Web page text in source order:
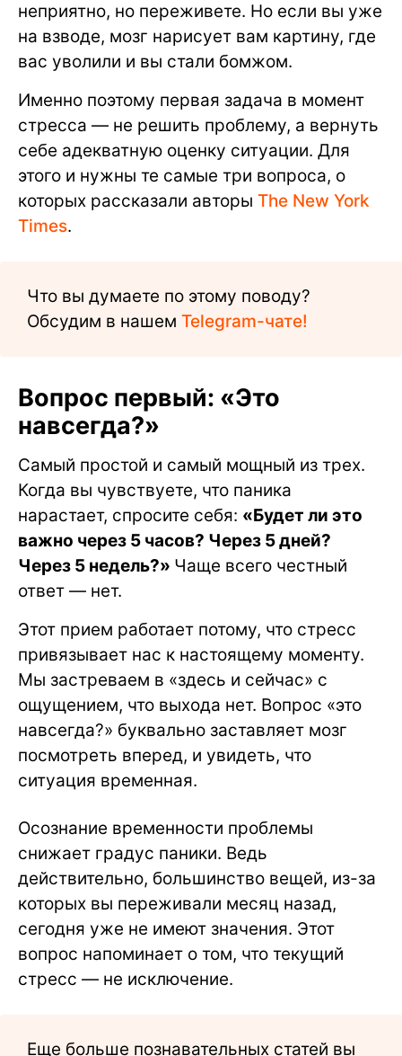
неприятно, но переживете. Но если вы уже
на взводе, мозг нарисует вам картину, где
вас уволили и вы стали бомжом.
Именно поэтому первая задача в момент
стресса — не решить проблему, а вернуть
себе адекватную оценку ситуации. Для
этого и нужны те самые три вопроса, о
которых рассказали авторы The New York
Times.
Что вы думаете по этому поводу?
Обсудим в нашем Telegram-чате!
Вопрос первый: «Это
навсегда?»
Самый простой и самый мощный из трех.
Когда вы чувствуете, что паника
нарастает, спросите себя: «Будет ли это
важно через 5 часов? Через 5 дней?
Через 5 недель?» Чаще всего честный
ответ — нет.
Этот прием работает потому, что стресс
привязывает нас к настоящему моменту.
Мы застреваем в «здесь и сейчас» с
ощущением, что выхода нет. Вопрос «это
навсегда?» буквально заставляет мозг
посмотреть вперед, и увидеть, что
ситуация временная.
Осознание временности проблемы
снижает градус паники. Ведь
действительно, большинство вещей, из-за
которых вы переживали месяц назад,
сегодня уже не имеют значения. Этот
вопрос напоминает о том, что текущий
стресс — не исключение.
Еще больше познавательных статей вы